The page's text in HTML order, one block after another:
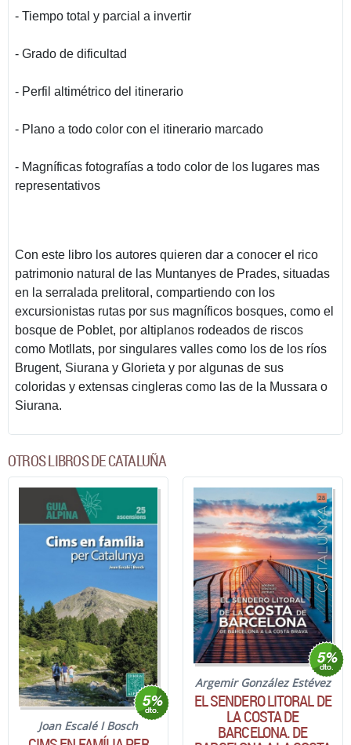
- Tiempo total y parcial a invertir
- Grado de dificultad
- Perfil altimétrico del itinerario
- Plano a todo color con el itinerario marcado
- Magníficas fotografías a todo color de los lugares mas
representativos
Con este libro los autores quieren dar a conocer el rico
patrimonio natural de las Muntanyes de Prades, situadas
en la serralada prelitoral, compartiendo con los
excursionistas rutas por sus magníficos bosques, como el
bosque de Poblet, por altiplanos rodeados de riscos
como Motllats, por singulares valles como los de los ríos
Brugent, Siurana y Glorieta y por algunas de sus
coloridas y extensas cingleras como las de la Mussara o
Siurana.
OTROS LIBROS DE CATALUÑA
Joan Escalé I Bosch
Argemir González Estévez
EL SENDERO LITORAL DE
LA COSTA DE
BARCELONA. DE